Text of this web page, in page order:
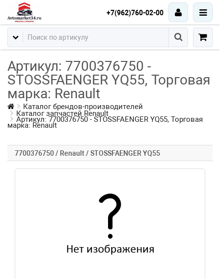
+7(962)760-02-00
Артикул: 7700376750 -
STOSSFAENGER YQ55, Торговая
марка: Renault
Каталог брендов-производителей
Каталог запчастей Renault
Артикул: 7700376750 - STOSSFAENGER YQ55, Торговая
марка: Renault
7700376750 / Renault / STOSSFAENGER YQ55